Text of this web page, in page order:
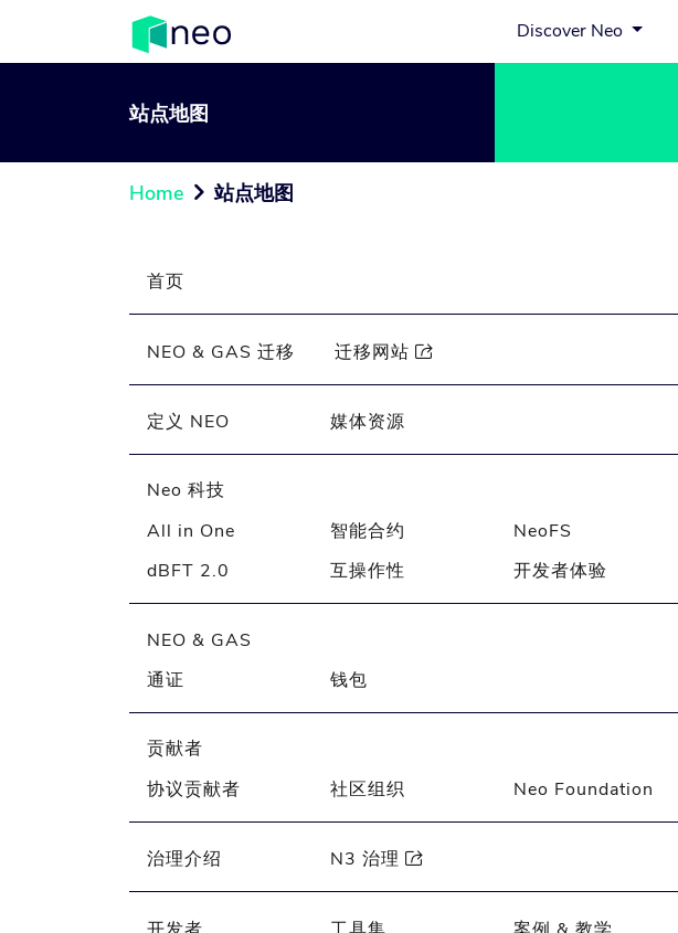
Discover Neo
站点地图
Home  站点地图
首页
NEO & GAS 迁移 迁移网站 
定义 NEO 媒体资源
Neo 科技
All in One
智能合约 NeoFS
dBFT 2.0
互操作性 开发者体验
NEO & GAS
通证
钱包
贡献者
协议贡献者
社区组织 Neo Foundation
治理介绍 N3 治理 